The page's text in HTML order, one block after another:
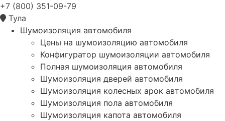
+7 (800) 351-09-79
Тула
Шумоизоляция автомобиля
Цены на шумоизоляцию автомобиля
Конфигуратор шумоизоляции автомобиля
Полная шумоизоляция автомобиля
Шумоизоляция дверей автомобиля
Шумоизоляция колесных арок автомобиля
Шумоизоляция пола автомобиля
Шумоизоляция капота автомобиля